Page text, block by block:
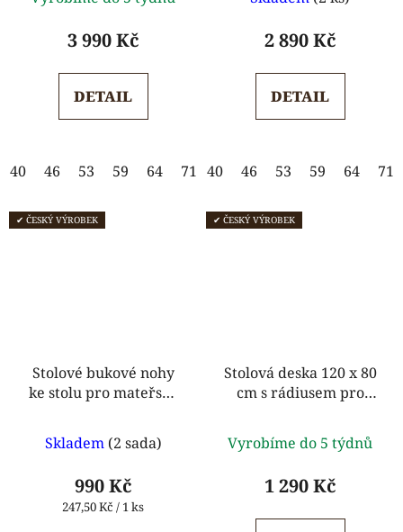
hodnocení
produktu
5,0
z
3 990 Kč
DETAIL
40 46 53 59 64 71
hodnocení
produktu
5,0
z
2 890 Kč
DETAIL
40 46 53 59 64 71
✔ ČESKÝ VÝROBEK
Stolové bukové nohy
ke stolu pro mateřské
hodnocení
produktu
je
Skladem (2 sada)
990 Kč
Měrná
247,50 Kč / 1 ks
✔ ČESKÝ VÝROBEK
Stolová deska 120 x 80
cm s rádiusem pro
hodnocení
produktu
je
5,0
Vyrobíme do 5 týdnů
1 290 Kč